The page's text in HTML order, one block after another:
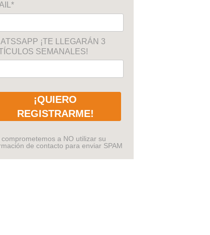
¡TE LLEGARÁN 3
SEMANALES!
¡QUIERO
REGISTRARME!
comprometemos a NO utilizar su
de contacto para enviar SPAM